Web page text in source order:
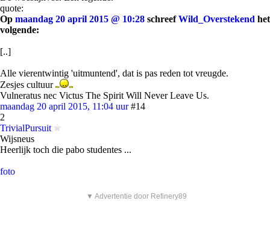
quote:
Op maandag 20 april 2015 @ 10:28 schreefWild_Overstekend het
volgende:
[..]
Alle vierentwintig 'uitmuntend', dat is pas reden tot vreugde.
Zesjes cultuur
Vulneratus nec Victus The Spirit Will Never Leave Us.
maandag 20 april 2015, 11:04 uur #14
2
TrivialPursuit
Wijsneus
Heerlijk toch die pabo studentes ...
foto
▼ Advertentie door Refinery89